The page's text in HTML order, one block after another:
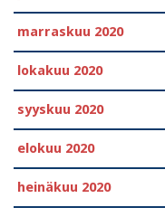
marraskuu 2020
lokakuu 2020
syyskuu 2020
elokuu 2020
heinäkuu 2020